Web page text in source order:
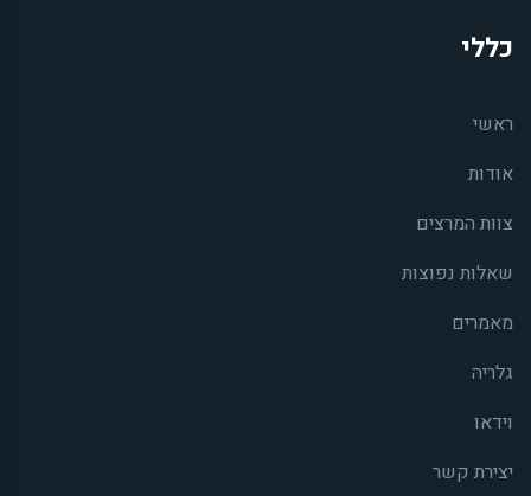
כללי
ראשי
אודות
צוות המרצים
שאלות נפוצות
מאמרים
גלריה
וידאו
יצירת קשר